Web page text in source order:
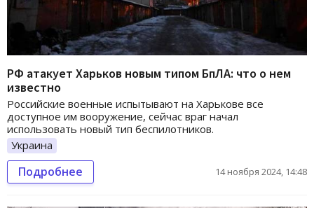
РФ атакует Харьков новым типом БпЛА: что о нем
известно
Российские военные испытывают на Харькове все
доступное им вооружение, сейчас враг начал
использовать новый тип беспилотников.
Украина
Подробнее 14 ноября 2024, 14:48